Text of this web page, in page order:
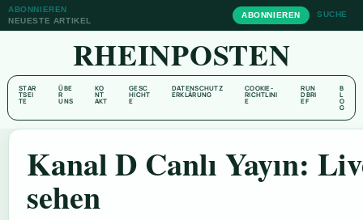
ABONNIEREN
NEUESTE ARTIKEL
ABONNIEREN SUCHE
RHEINPOSTEN
STAR
TSEI
TE
ÜBE
R
UNS
KO
NT
AKT
GESC
HICHT
E
DATENSCHUTZ
ERKLÄRUNG
COOKIE-
RICHTLINI
E
RUN
DBRI
EF
B
L
O
G
Kanal D Canlı Yayın:
sehen